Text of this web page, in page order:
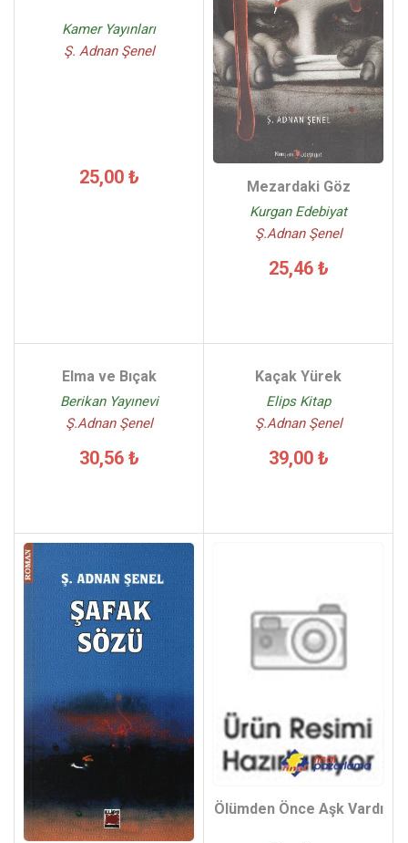
Kamer Yayınları
Ş. Adnan Şenel
25,00 ₺ Mezardaki Göz
Kurgan Edebiyat
Ş.Adnan Şenel
25,46 ₺
Elma ve Bıçak
Berikan Yayınevi
Ş.Adnan Şenel
30,56 ₺
Kaçak Yürek
Elips Kitap
Ş.Adnan Şenel
39,00 ₺
Ölümden Önce Aşk Vardı